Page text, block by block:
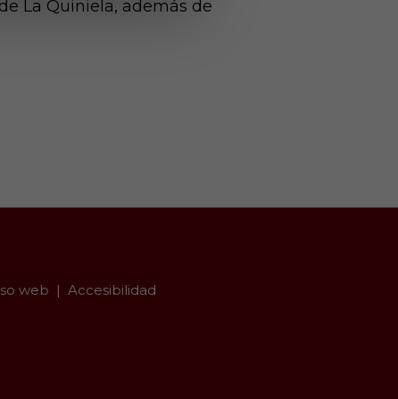
La Quiniela, además de
web Accesibilidad